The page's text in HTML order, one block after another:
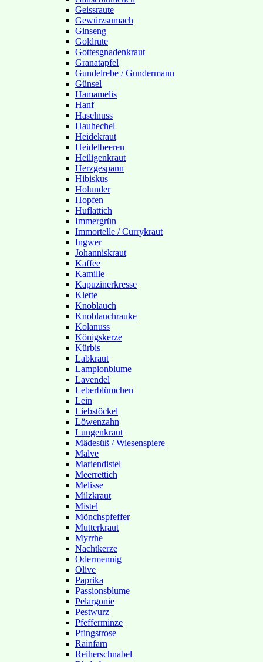
Geissraute
Gewürzsumach
Ginseng
Goldrute
Gottesgnadenkraut
Granatapfel
Gundelrebe / Gundermann
Günsel
Hamamelis
Hanf
Haselnuss
Hauhechel
Heidekraut
Heidelbeeren
Heiligenkraut
Herzgespann
Hibiskus
Holunder
Hopfen
Huflattich
Immergrün
Immortelle / Currykraut
Ingwer
Johanniskraut
Kaffee
Kamille
Kapuzinerkresse
Klette
Knoblauch
Knoblauchrauke
Kolanuss
Königskerze
Kürbis
Labkraut
Lampionblume
Lavendel
Leberblümchen
Lein
Liebstöckel
Löwenzahn
Lungenkraut
Mädesüß / Wiesenspiere
Malve
Mariendistel
Meerrettich
Melisse
Milzkraut
Mistel
Mönchspfeffer
Mutterkraut
Myrrhe
Nachtkerze
Odermennig
Olive
Paprika
Passionsblume
Pelargonie
Pestwurz
Pfefferminze
Pfingstrose
Rainfarn
Reiherschnabel